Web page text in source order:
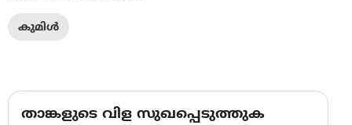
കുമിൾ
താങ്കളുടെ വിള സുഖപ്പെടുത്തുക